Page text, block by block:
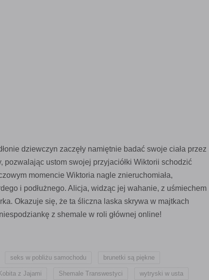
dziewczyn zaczęły namiętnie badać swoje ciała przez
pozwalając ustom swojej przyjaciółki Wiktorii schodzić
momencie Wiktoria nagle znieruchomiała,
i podłużnego. Alicja, widząc jej wahanie, z uśmiechem
Okazuje się, że ta śliczna laska skrywa w majtkach
z shemale w roli głównej online!
seks w pobliżu samochodu brunetki są piękne
z Jajami Shemale Transwestyci wytryski w usta